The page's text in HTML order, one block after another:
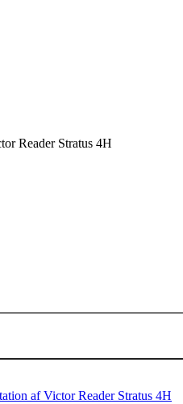
Reader Stratus 4H
af Victor Reader Stratus 4H